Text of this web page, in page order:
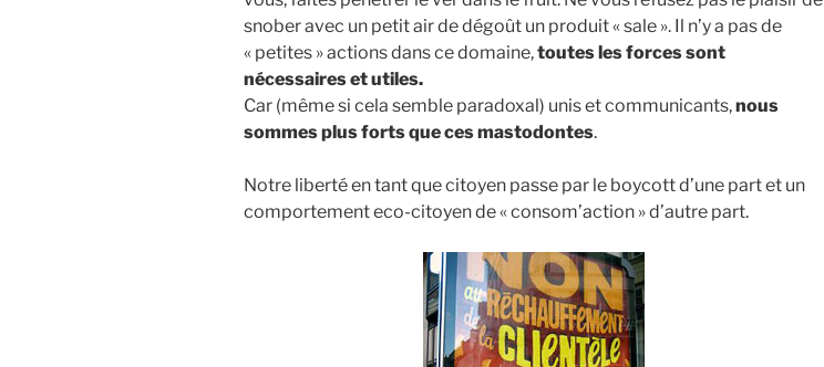
snober avec un petit air de dégoût un produit « sale ». Il n’y a pas de
« petites » actions dans ce domaine,toutes les forces sont
nécessaires et utiles.
Car (même si cela semble paradoxal) unis et communicants,nous
sommes plus forts que ces mastodontes.
Notre liberté en tant que citoyen passe par le boycott d’une part et un
comportement eco-citoyen de « consom’action » d’autre part.